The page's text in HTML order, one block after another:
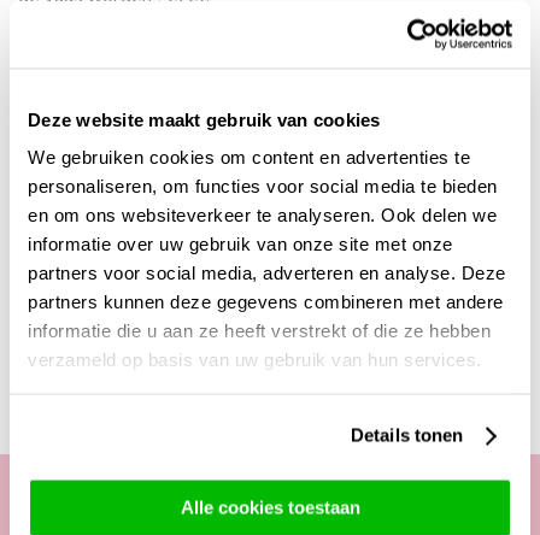
Deze website maakt gebruik van cookies
We gebruiken cookies om content en advertenties te
personaliseren, om functies voor social media te bieden
en om ons websiteverkeer te analyseren. Ook delen we
informatie over uw gebruik van onze site met onze
partners voor social media, adverteren en analyse. Deze
partners kunnen deze gegevens combineren met andere
informatie die u aan ze heeft verstrekt of die ze hebben
verzameld op basis van uw gebruik van hun services.
Details tonen
Alle cookies toestaan
aantal uitzoeken. Als je dan naar je winkelmand gaat, dan
vind je onder "meer keuzes" de mogelijkheid om de
verpakkingen voor de rozen toe te voegen. Als je dan beide
producten in de juiste aantallen besteld, dan zorgen wij
ervoor dat die rozen ook per stuk verpakt worden.
Deze producten zijn wellicht ook interessant